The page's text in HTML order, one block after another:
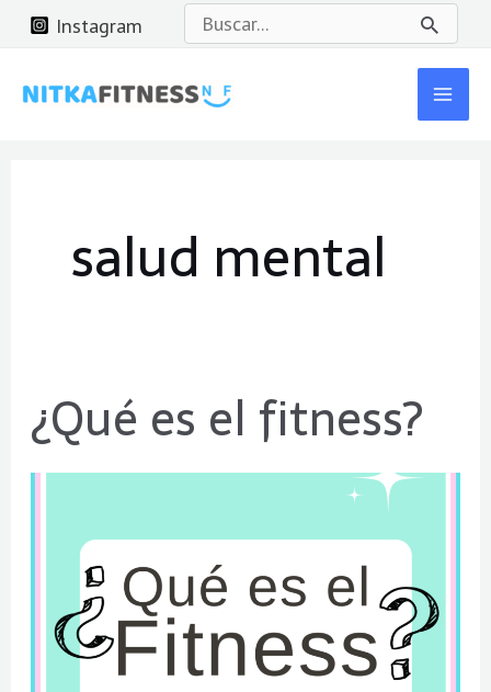
Instagram
Buscar
por:
salud mental
¿Qué es el fitness?
¿Qué
es